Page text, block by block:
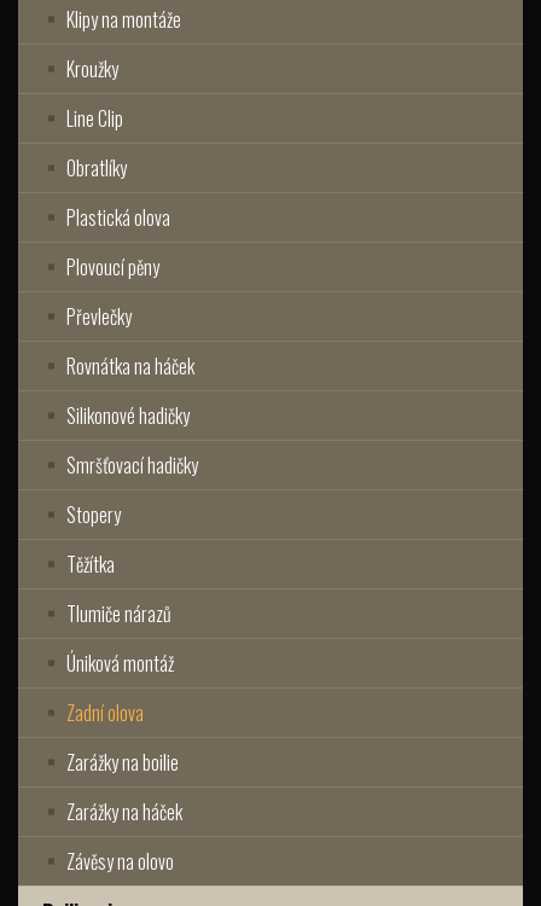
Klipy na montáže
Kroužky
Line Clip
Obratlíky
Plastická olova
Plovoucí pěny
Převlečky
Rovnátka na háček
Silikonové hadičky
Smršťovací hadičky
Stopery
Těžítka
Tlumiče nárazů
Úniková montáž
Zadní olova
Zarážky na boilie
Zarážky na háček
Závěsy na olovo